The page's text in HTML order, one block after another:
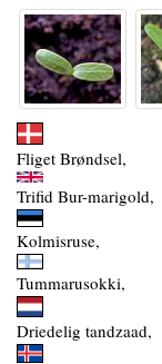
Fliget Brøndsel,
Trifid Bur-marigold,
Kolmisruse,
Tummarusokki,
Driedelig tandzaad,